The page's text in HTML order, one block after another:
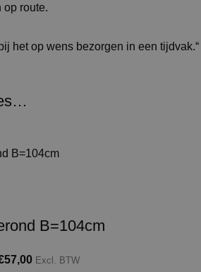
op route.
het op wens bezorgen in een tijdvak.“
B=104cm
57,00 Excl. BTW